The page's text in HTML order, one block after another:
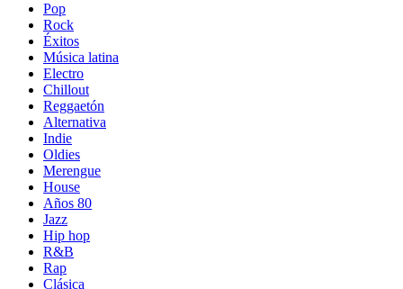
Pop
Rock
Éxitos
Música latina
Electro
Chillout
Reggaetón
Alternativa
Indie
Oldies
Merengue
House
Años 80
Jazz
Hip hop
R&B
Rap
Clásica